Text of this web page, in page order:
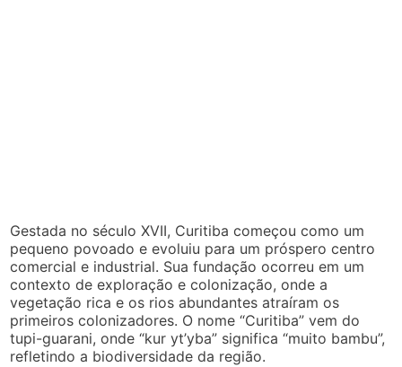
Gestada no século XVII, Curitiba começou como um
pequeno povoado e evoluiu para um próspero centro
comercial e industrial. Sua fundação ocorreu em um
contexto de exploração e colonização, onde a
vegetação rica e os rios abundantes atraíram os
primeiros colonizadores. O nome “Curitiba” vem do
tupi-guarani, onde “kur yt’yba” significa “muito bambu”,
refletindo a biodiversidade da região.